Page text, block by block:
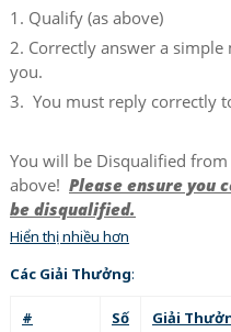
1. Qualify (as above)
2. Correctly answer a
you.
3. You must reply correctly
You will be Disqualified
above! Please ensure you
be disqualified.
Hiển thị nhiều hơn
Các Giải Thưởng:
# Số
Giải